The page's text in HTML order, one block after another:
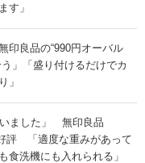
す」
印良品の“990円オーバル
」「盛り付けるだけでカ
」
いました」 無印良品
評 「適度な重みがあって
食洗機にも入れられる」